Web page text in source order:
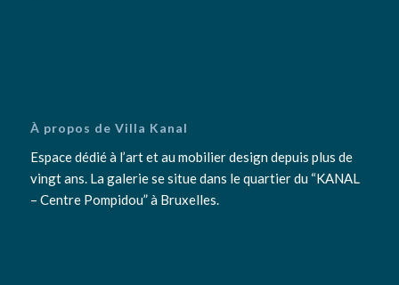
À propos de Villa Kanal
Espace dédié à l’art et au mobilier design depuis plus de
vingt ans. La galerie se situe dans le quartier du “KANAL
– Centre Pompidou” à Bruxelles.